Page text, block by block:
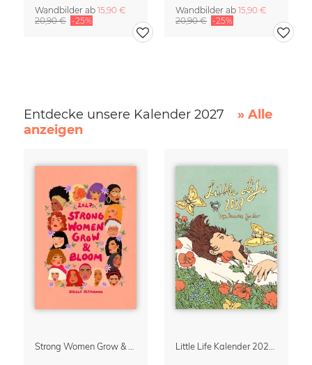
Wandbilder ab 15,90 €
20,90 € -25%
Wandbilder ab 15,90 €
20,90 € -25%
Entdecke unsere Kalender 2027
» Alle
anzeigen